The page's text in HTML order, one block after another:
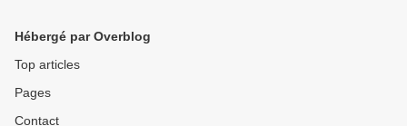
Hébergé par Overblog
Top articles
Pages
Contact